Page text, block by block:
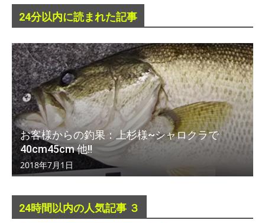
24分以内に読まれた記事
お客様からの釣果：上杉様~シャロクラで
40cm45cm 他!!
2018年7月1日
24時間以内の人気記事 ３